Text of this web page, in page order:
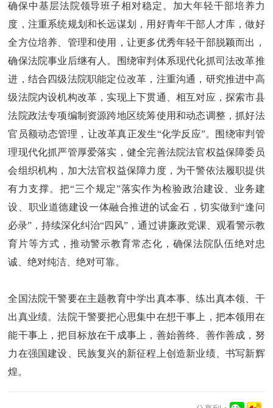
确保中基层法院领导班子相对稳定。加大年轻干部培养力
度，注重系统规划和长远谋划，用好青年干部人才库，做好
全方位培养、管理和使用，让更多优秀年轻干部脱颖而出，
确保法院事业后继有人。围绕审判体系现代化抓司法改革推
进，结合四级法院职能定位改革，注重沟通，研究推进中高
级法院内设机构改革，实现上下贯通、相互对应，探索市县
法院政法专项编制资源跨地区统筹使用和动态调整，抓好法
官员额动态管理，让改革真正发生“化学反应”。围绕审判管
理现代化抓严管厚爱落实，健全完善法院法官权益保障委员
会组织机构，加大法官权益保障力度，为干警依法履职提供
有力支撑。把“三个规定”落实作为检验政治建设、业务建
设、职业道德建设一体融合推进的试金石，切实做到“逢问
必录”，持续深化纠治“四风”，通过讲廉政党课、观看警示教
育片等方式，推动警示教育常态化，确保法院队伍绝对忠
诚、绝对纯洁、绝对可靠。
全国法院干警要在主题教育中学出真本事、练出真本领、干
出真业绩。法院干警要把心思集中在想干事上，把本领用在
能干事上，把目标放在干成事上，善始善终、善作善成，努
力在强国建设、民族复兴的新征程上创造新业绩、书写新辉
煌。